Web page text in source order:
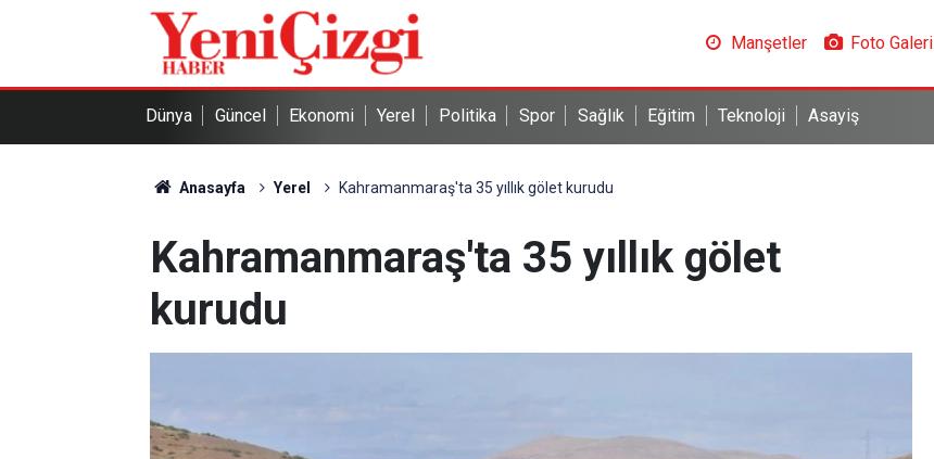
Manşetler Foto Galeri
Dünya Güncel Ekonomi Yerel Politika Spor Sağlık Eğitim Teknoloji Asayiş
Anasayfa Yerel Kahramanmaraş'ta 35 yıllık gölet kurudu
Kahramanmaraş'ta 35 yıllık gölet
kurudu